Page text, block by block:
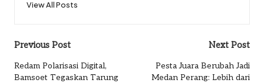
View All Posts
Post
navigation
Previous Post
Redam Polarisasi Digital,
Bamsoet Tegaskan Tarung
Next Post
Pesta Juara Berubah Jadi
Medan Perang: Lebih dari